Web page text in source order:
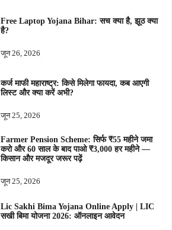
Free Laptop Yojana Bihar: सच क्या है, झूठ क्या
है?
जून 26, 2026
कर्ज माफी महाराष्ट्र: किसे मिलेगा फायदा, कब आएगी
लिस्ट और क्या करें अभी?
जून 25, 2026
Farmer Pension Scheme: सिर्फ ₹55 महीने जमा
करो और 60 साल के बाद पाओ ₹3,000 हर महीने —
किसान और मजदूर जरूर पढ़ें
जून 25, 2026
Lic Sakhi Bima Yojana Online Apply | LIC
सखी बिमा योजना 2026: ऑनलाइन आवेदन